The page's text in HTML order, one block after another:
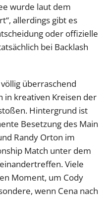
wurde laut dem
allerdings gibt es
oder offizielle
bei Backlash
überraschend
in kreativen Kreisen der
Hintergrund ist
Besetzung des Main
Randy Orton im
Match unter dem
Viele
Moment, um Cody
wenn Cena nach